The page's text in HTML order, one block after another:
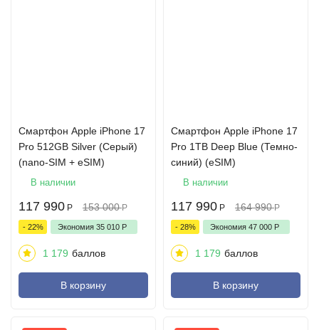
Cмартфон Apple iPhone 17
Pro 512GB Silver (Серый)
(nano-SIM + eSIM)
В наличии
117 990 Р 153 000 Р
- 22% Экономия 35 010 Р
1 179 баллов
В корзину
Cмартфон Apple iPhone 17
Pro 1TB Deep Blue (Темно-
синий) (eSIM)
В наличии
117 990 Р 164 990 Р
- 28% Экономия 47 000 Р
1 179 баллов
В корзину